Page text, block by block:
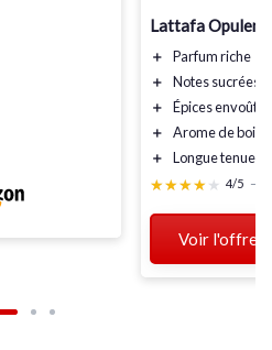
Lattafa Opulent
＋
Parfum riche
＋
Notes sucrées
＋
Épices
＋
Arome de bois
＋
Longue tenue
★★★★★
★★★★★ 4/5 —
Voir l'offre